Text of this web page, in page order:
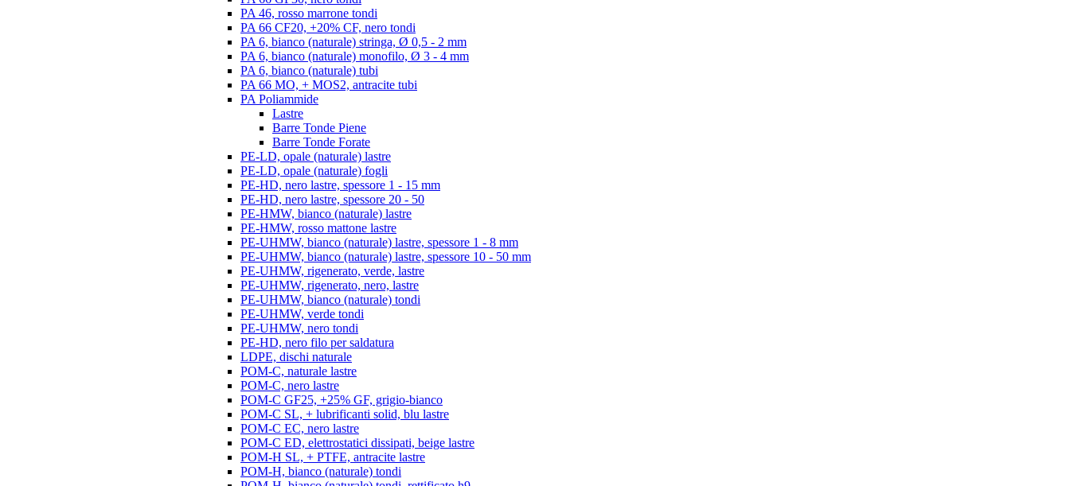
PA 46, rosso marrone tondi
PA 66 CF20, +20% CF, nero tondi
PA 6, bianco (naturale) stringa, Ø 0,5 - 2 mm
PA 6, bianco (naturale) monofilo, Ø 3 - 4 mm
PA 6, bianco (naturale) tubi
PA 66 MO, + MOS2, antracite tubi
PA Poliammide
Lastre
Barre Tonde Piene
Barre Tonde Forate
PE-LD, opale (naturale) lastre
PE-LD, opale (naturale) fogli
PE-HD, nero lastre, spessore 1 - 15 mm
PE-HD, nero lastre, spessore 20 - 50
PE-HMW, bianco (naturale) lastre
PE-HMW, rosso mattone lastre
PE-UHMW, bianco (naturale) lastre, spessore 1 - 8 mm
PE-UHMW, bianco (naturale) lastre, spessore 10 - 50 mm
PE-UHMW, rigenerato, verde, lastre
PE-UHMW, rigenerato, nero, lastre
PE-UHMW, bianco (naturale) tondi
PE-UHMW, verde tondi
PE-UHMW, nero tondi
PE-HD, nero filo per saldatura
LDPE, dischi naturale
POM-C, naturale lastre
POM-C, nero lastre
POM-C GF25, +25% GF, grigio-bianco
POM-C SL, + lubrificanti solid, blu lastre
POM-C EC, nero lastre
POM-C ED, elettrostatici dissipati, beige lastre
POM-H SL, + PTFE, antracite lastre
POM-H, bianco (naturale) tondi